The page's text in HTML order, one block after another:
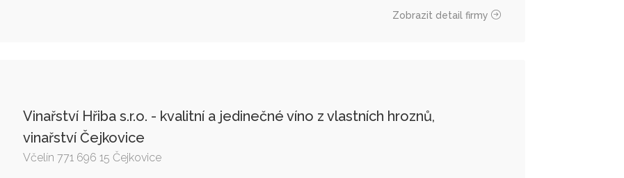
Zobrazit detail firmy
Vinařství Hřiba s.r.o. - kvalitní a jedinečné víno z vlastních hroznů,
vinařství Čejkovice
Včelín 771 696 15 Čejkovice